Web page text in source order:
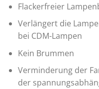
Flackerfreier
Verlängert die
bei CDM-Lampen
Kein Brummen
Verminderung der
der